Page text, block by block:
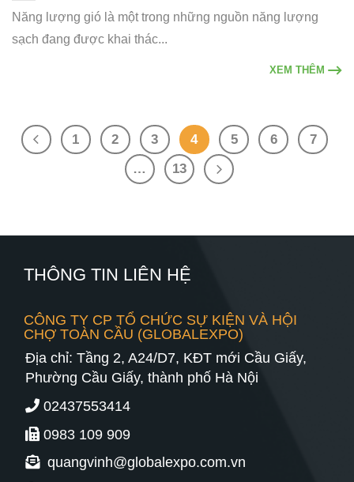
Năng lượng gió là một trong những nguồn năng lượng
sạch đang được khai thác...
XEM THÊM
1 2 3 4 5 6
7
…
13
THÔNG TIN LIÊN HỆ
CÔNG TY CP TỔ CHỨC SỰ KIỆN VÀ HỘI
CHỢ TOÀN CẦU (GLOBALEXPO)
Địa chỉ: Tầng 2, A24/D7, KĐT mới Cầu Giấy,
Phường Cầu Giấy, thành phố Hà Nội
02437553414
0983 109 909
quangvinh@globalexpo.com.vn